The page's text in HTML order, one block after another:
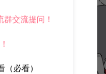
交流提问！
（必看）